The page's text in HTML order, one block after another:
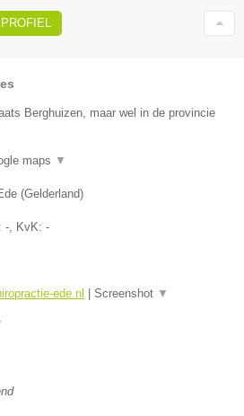
Berghuizen, maar wel in de provincie
maps ▼
(Gelderland)
- , KvK: -
ede.nl | Screenshot ▼